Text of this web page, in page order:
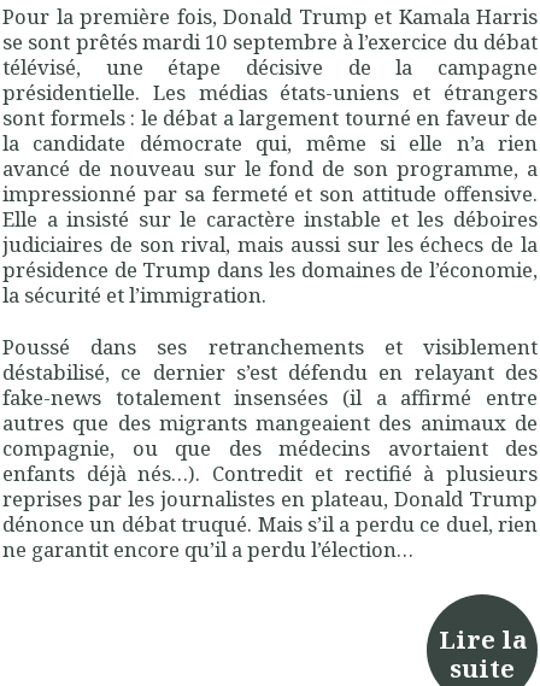
Pour la première fois, Donald Trump et Kamala Harris
se sont prêtés mardi 10 septembre à l’exercice du débat
télévisé, une étape décisive de la campagne
présidentielle. Les médias états-uniens et étrangers
sont formels : le débat a largement tourné en faveur de
la candidate démocrate qui, même si elle n’a rien
avancé de nouveau sur le fond de son programme, a
impressionné par sa fermeté et son attitude offensive.
Elle a insisté sur le caractère instable et les déboires
judiciaires de son rival, mais aussi sur les échecs de la
présidence de Trump dans les domaines de l’économie,
la sécurité et l’immigration.
Poussé dans ses retranchements et visiblement
déstabilisé, ce dernier s’est défendu en relayant des
fake-news totalement insensées (il a affirmé entre
autres que des migrants mangeaient des animaux de
compagnie, ou que des médecins avortaient des
enfants déjà nés…). Contredit et rectifié à plusieurs
reprises par les journalistes en plateau, Donald Trump
dénonce un débat truqué. Mais s’il a perdu ce duel, rien
ne garantit encore qu’il a perdu l’élection…
Lire la
suite